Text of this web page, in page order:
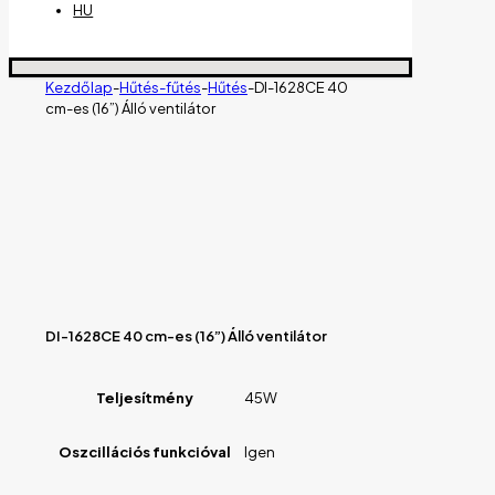
HU
Kezdőlap-Hűtés-fűtés-Hűtés-DI-1628CE 40
cm-es (16”) Álló ventilátor
DI-1628CE 40 cm-es (16”) Álló ventilátor
Teljesítmény 45W
Oszcillációs funkcióval Igen